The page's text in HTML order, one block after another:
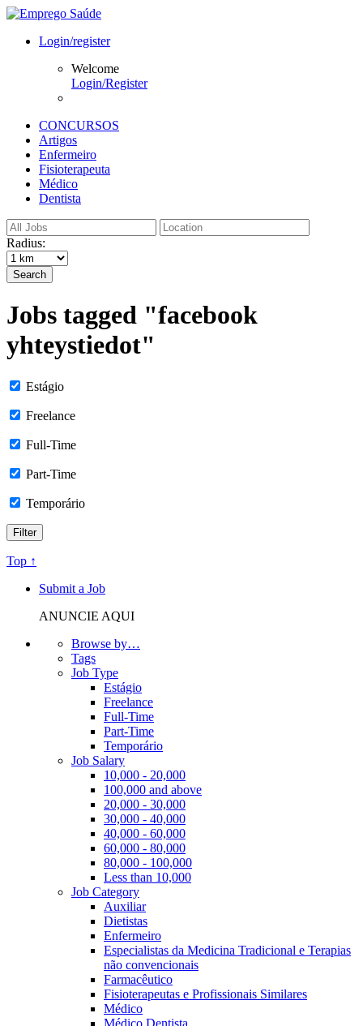
Login/register
Welcome
Login/Register
CONCURSOS
Artigos
Enfermeiro
Fisioterapeuta
Médico
Dentista
Radius:
Search
Jobs tagged "facebook
yhteystiedot"
Estágio
Freelance
Full-Time
Part-Time
Temporário
Top ↑
Submit a Job
ANUNCIE AQUI
Browse by…
Tags
Job Type
Estágio
Freelance
Full-Time
Part-Time
Temporário
Job Salary
10,000 - 20,000
100,000 and above
20,000 - 30,000
30,000 - 40,000
40,000 - 60,000
60,000 - 80,000
80,000 - 100,000
Less than 10,000
Job Category
Auxiliar
Dietistas
Enfermeiro
Especialistas da Medicina Tradicional e Terapias
não convencionais
Farmacêutico
Fisioterapeutas e Profissionais Similares
Médico
Médico Dentista